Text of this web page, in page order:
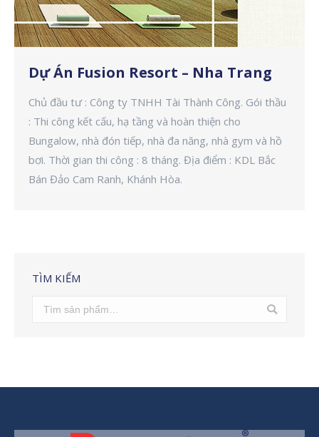
Dự Án Fusion Resort – Nha Trang
Chủ đầu tư : Công ty TNHH Tài Thành Công. Gói thầu
: Thi công kết cấu, hạ tầng và hoàn thiện cho
Bungalow, nhà đón tiếp, nhà đa năng, nhà gym và hồ
bơi. Thời gian thi công : 8 tháng. Địa điểm : KDL Bắc
Bán Đảo Cam Ranh, Khánh Hòa.
TÌM KIẾM